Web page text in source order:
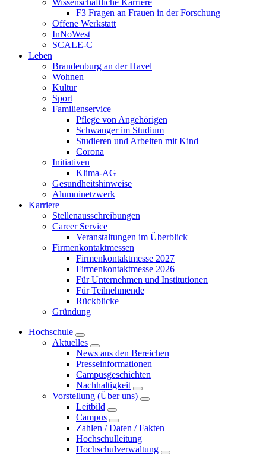
Wissenschaftliche Karriere
F3 Fragen an Frauen in der Forschung
Offene Werkstatt
InNoWest
SCALE-C
Leben
Brandenburg an der Havel
Wohnen
Kultur
Sport
Familienservice
Pflege von Angehörigen
Schwanger im Studium
Studieren und Arbeiten mit Kind
Corona
Initiativen
Klima-AG
Gesundheitshinweise
Alumninetzwerk
Karriere
Stellenausschreibungen
Career Service
Veranstaltungen im Überblick
Firmenkontaktmessen
Firmenkontaktmesse 2027
Firmenkontaktmesse 2026
Für Unternehmen und Institutionen
Für Teilnehmende
Rückblicke
Gründung
Hochschule
Aktuelles
News aus den Bereichen
Presseinformationen
Campusgeschichten
Nachhaltigkeit
Vorstellung (Über uns)
Leitbild
Campus
Zahlen / Daten / Fakten
Hochschulleitung
Hochschulverwaltung